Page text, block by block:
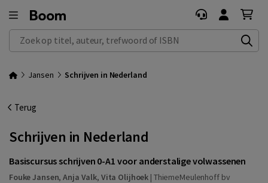
Zoek op titel, auteur, trefwoord of ISBN
Jansen Schrijven in Nederland
Terug
Schrijven in Nederland
Basiscursus schrijven 0-A1 voor anderstalige volwassenen
Fouke Jansen,Anja Valk, Vita Olijhoek | ThiemeMeulenhoff bv